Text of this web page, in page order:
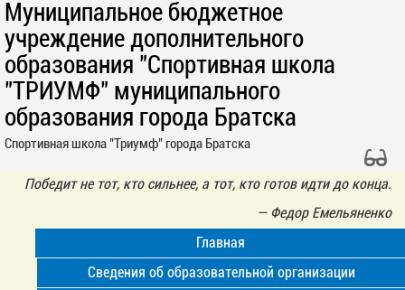
Муниципальное бюджетное
учреждение дополнительного
образования "Спортивная школа
"ТРИУМФ" муниципального
образования города Братска
Спортивная школа "Триумф" города Братска
Победит не тот, кто сильнее, а тот, кто готов идти до конца.
— Федор Емельяненко
Главная
Сведения об образовательной организации